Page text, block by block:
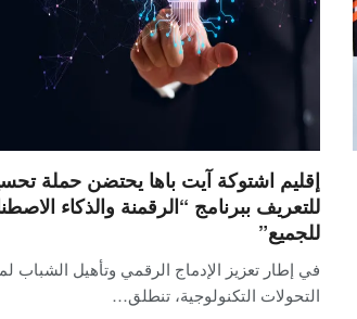
إقليم اشتوكة آيت باها يحتضن حملة
للتعريف ببرنامج “الرقمنة والذكاء
للجميع”
في إطار تعزيز الإدماج الرقمي وتأهيل الشباب
التحولات التكنولوجية، تنطلق…